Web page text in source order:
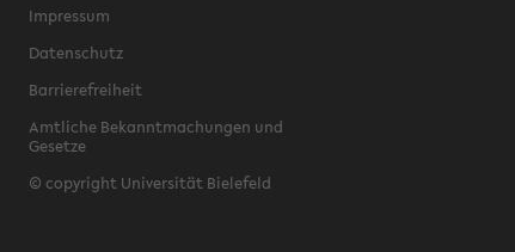
Impressum
Datenschutz
Barrierefreiheit
Amtliche Bekanntmachungen und
Gesetze
© copyright Universität Bielefeld